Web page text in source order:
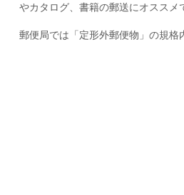
やカタログ、書籍の郵送にオススメ
郵便局では「定形外郵便物」の規格